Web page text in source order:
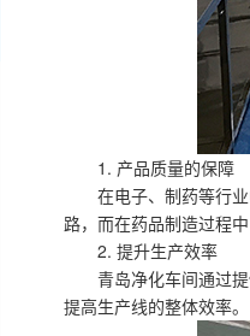
1. 产品质量的保障
在电子、制药等行
路，而在药品制造过程
2. 提升生产效率
青岛净化车间通过
提高生产线的整体效率。